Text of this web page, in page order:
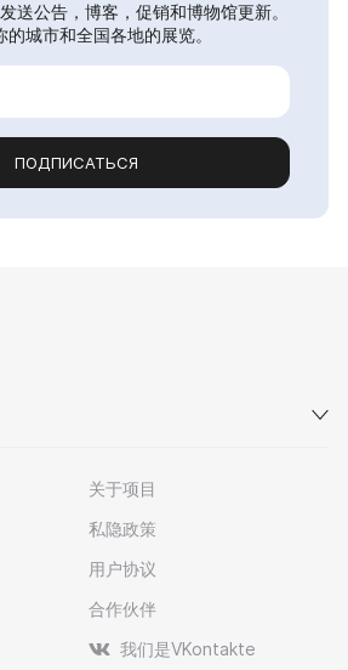
送公告，博客，促销和博物馆更新。
的城市和全国各地的展览。
ПОДПИСАТЬСЯ
关于项目
私隐政策
用户协议
合作伙伴
我们是VKontakte